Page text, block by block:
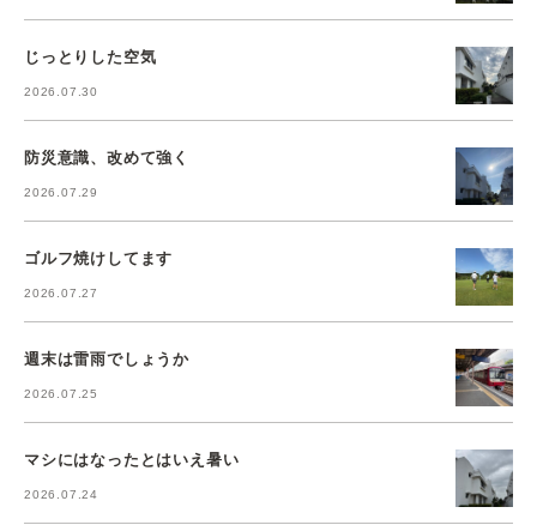
じっとりした空気
2026.07.30
防災意識、改めて強く
2026.07.29
ゴルフ焼けしてます
2026.07.27
週末は雷雨でしょうか
2026.07.25
マシにはなったとはいえ暑い
2026.07.24